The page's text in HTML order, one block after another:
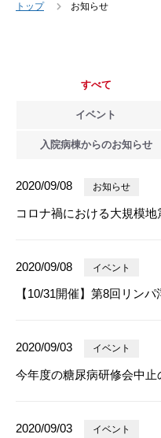
トップ お知らせ
すべて
イベント
入院病棟からのお知らせ
2020/09/08 お知らせ
コロナ禍における大規模
2020/09/08 イベント
【10/31開催】第8回リン
2020/09/03 イベント
今年度の糖尿病研修会中止
2020/09/03 イベント